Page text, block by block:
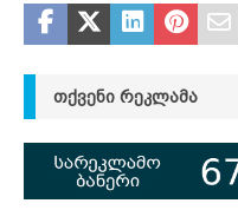
ᲗᲥᲕᲔᲜᲘ ᲠᲔᲙᲚᲐᲛᲐ